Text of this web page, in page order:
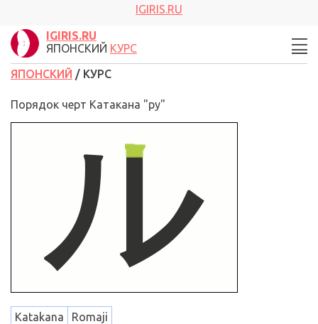
IGIRIS.RU
IGIRIS.RU
ЯПОНСКИЙ КУРС
ЯПОНСКИЙ / КУРС
Порядок черт Катакана "ру"
Katakana Romaji